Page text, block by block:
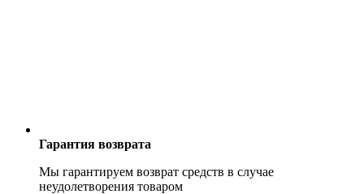
Гарантия возврата
Мы гарантируем возврат средств в случае
неудолетворения товаром